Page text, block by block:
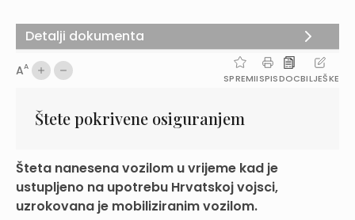
AA
SPREMIISPISDOCBILJEŠKE
Štete pokrivene osiguranjem
Šteta nanesena vozilom u vrijeme kad je
ustupljeno na upotrebu Hrvatskoj vojsci,
uzrokovana je mobiliziranim vozilom.
Detalji dokumenta